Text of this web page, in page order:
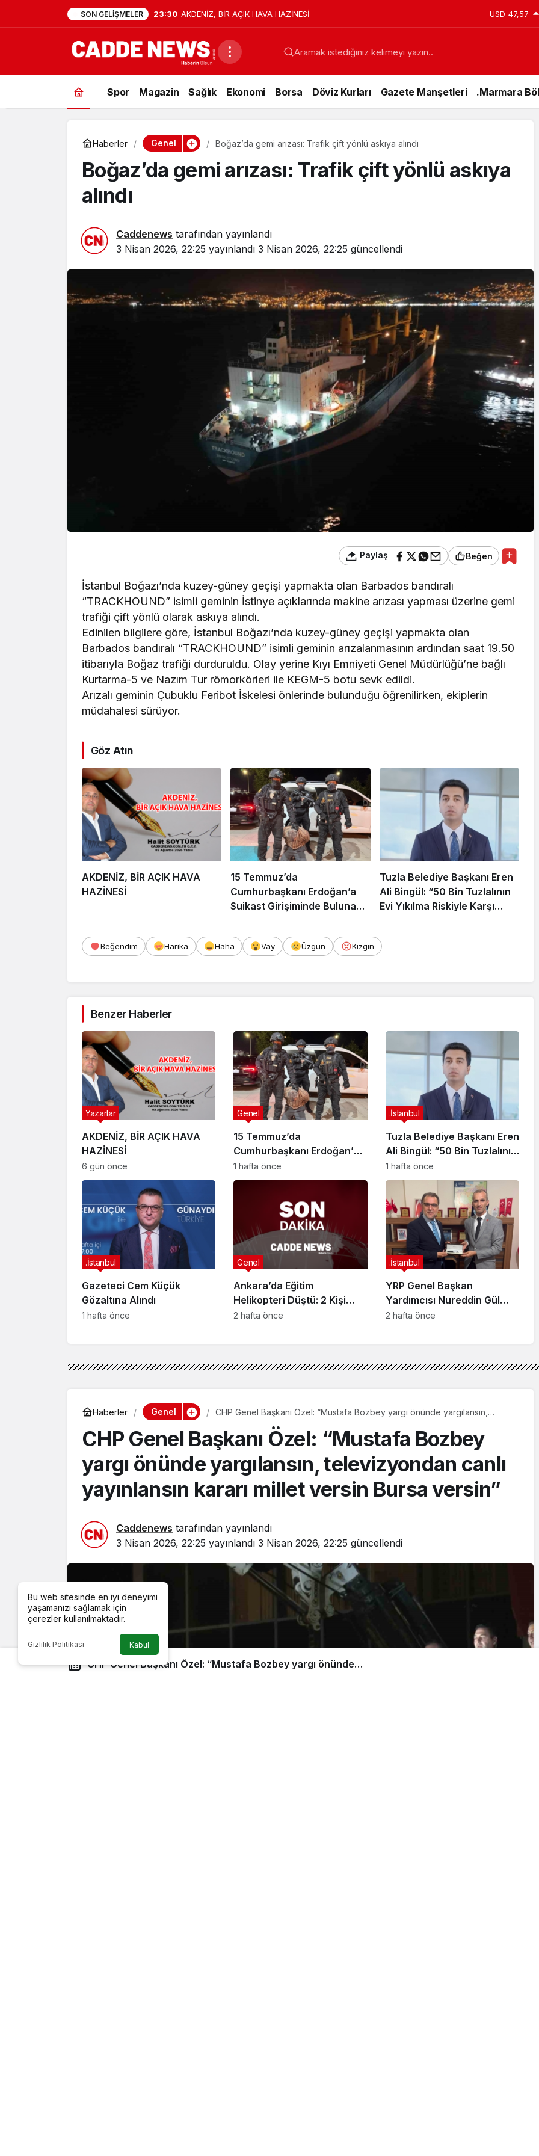
SON GELIŞMELER 23:30 AKDENİZ, BİR AÇIK HAVA HAZİNESİ USD 47,57
Aramak istediğiniz kelimeyi yazın..
Spor Magazin Sağlık Ekonomi Borsa Döviz Kurları Gazete Manşetleri .Marmara
Haberler Genel Boğaz’da gemi arızası: Trafik çift yönlü askıya alındı
Boğaz’da gemi arızası: Trafik çift yönlü askıya
alındı
Caddenews tarafından yayınlandı
3 Nisan 2026, 22:25 yayınlandı 3 Nisan 2026, 22:25 güncellendi
Paylaş Beğen
İstanbul Boğazı’nda kuzey-güney geçişi yapmakta olan Barbados bandıralı
“TRACKHOUND” isimli geminin İstinye açıklarında makine arızası yapması üzerine gemi
trafiği çift yönlü olarak askıya alındı.
Edinilen bilgilere göre, İstanbul Boğazı’nda kuzey-güney geçişi yapmakta olan
Barbados bandıralı “TRACKHOUND” isimli geminin arızalanmasının ardından saat 19.50
itibarıyla Boğaz trafiği durduruldu. Olay yerine Kıyı Emniyeti Genel Müdürlüğü’ne bağlı
Kurtarma-5 ve Nazım Tur römorkörleri ile KEGM-5 botu sevk edildi.
Arızalı geminin Çubuklu Feribot İskelesi önlerinde bulunduğu öğrenilirken, ekiplerin
müdahalesi sürüyor.
Göz Atın
AKDENİZ, BİR AÇIK HAVA
HAZİNESİ
15 Temmuz’da
Cumhurbaşkanı Erdoğan’a
Suikast Girişiminde Bulunan
Afyonkarahisar’da Yakalandı
Tuzla Belediye Başkanı Eren
Ali Bingül: “50 Bin Tuzlalının
Evi Yıkılma Riskiyle Karşı
Beğendim Harika Haha Vay Üzgün Kızgın
Benzer Haberler
AKDENİZ, BİR AÇIK HAVA
HAZİNESİ
Yazarlar
6 gün önce
15 Temmuz’da
Cumhurbaşkanı Erdoğan’a
Suikast Girişiminde Bulunan
FETÖ Firarisi B.K.
Yakalandı
Genel
1 hafta önce
Tuzla Belediye Başkanı Eren
Ali Bingül: “50 Bin Tuzlalının
Evi Yıkılma Riskiyle Karşı
Karşıya”
.İstanbul
1 hafta önce
Gazeteci Cem Küçük
Gözaltına Alındı
.İstanbul
1 hafta önce
Ankara’da Eğitim
Helikopteri Düştü: 2 Kişi
Yaralandı
Genel
2 hafta önce
YRP Genel Başkan
Yardımcısı Nureddin Gül
Sancaktepe Teşkilatıyla Bir
.İstanbul
2 hafta önce
Yazarlar
AKDENİZ, BİR AÇIK
HAVA HAZİNESİ
Haberler Genel
CHP Genel Başkanı Özel: “Mustafa Bozbey yargı önünde yargılansın,
CHP Genel Başkanı Özel: “Mustafa Bozbey
yargı önünde yargılansın, televizyondan canlı
yayınlansın kararı millet versin Bursa versin”
Caddenews tarafından yayınlandı
3 Nisan 2026, 22:25 yayınlandı 3 Nisan 2026, 22:25 güncellendi
CHP Genel Başkanı Özel: “Mustafa Bozbey yargı önünde
Bu web sitesinde en iyi deneyimi
yaşamanızı sağlamak için
çerezler kullanılmaktadır.
Gizlilik Politikası Kabul